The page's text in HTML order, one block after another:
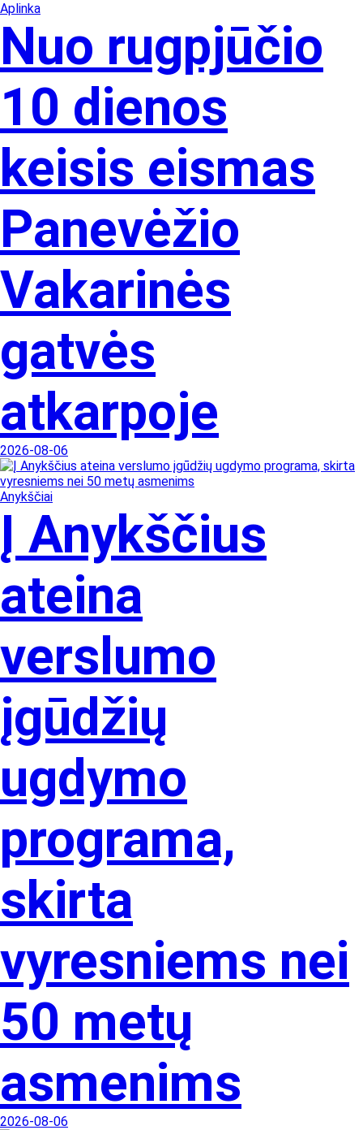
Aplinka
Nuo rugpjūčio
10 dienos
keisis eismas
Panevėžio
Vakarinės
gatvės
atkarpoje
2026-08-06
Anykščiai
Į Anykščius
ateina
verslumo
įgūdžių
ugdymo
programa,
skirta
vyresniems nei
50 metų
asmenims
2026-08-06